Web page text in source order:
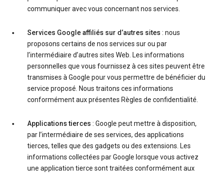
communiquer avec vous concernant nos services.
Services Google affiliés sur d’autres sites : nous
proposons certains de nos services sur ou par
l’intermédiaire d’autres sites Web. Les informations
personnelles que vous fournissez à ces sites peuvent être
transmises à Google pour vous permettre de bénéficier du
service proposé. Nous traitons ces informations
conformément aux présentes Règles de confidentialité.
Applications tierces : Google peut mettre à disposition,
par l’intermédiaire de ses services, des applications
tierces, telles que des gadgets ou des extensions. Les
informations collectées par Google lorsque vous activez
une application tierce sont traitées conformément aux